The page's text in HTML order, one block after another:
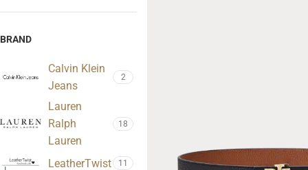
BRAND
Calvin Klein
Jeans
2
Lauren
Ralph
Lauren
18
LeatherTwist 11